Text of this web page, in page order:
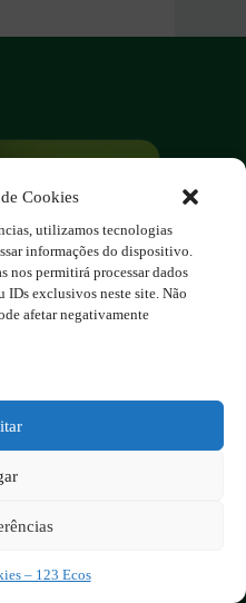
Cookies
utilizamos tecnologias
informações do dispositivo.
nos permitirá processar dados
IDs exclusivos neste site. Não
afetar negativamente
– 123 Ecos
ambientalista!
à
porRita Studio